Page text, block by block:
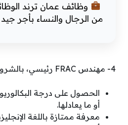
وظائف عمان ترند
من الرجال والنساء بأجر
4- مهندس FRAC رئيسي، بالشروط التالية:
الحصول على درجة
أو ما يعادلها.
معرفة ممتازة باللغة